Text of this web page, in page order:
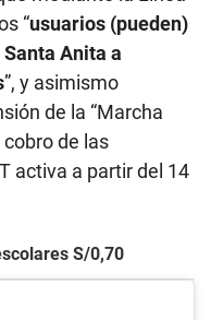
“usuarios (pueden)
Santa Anita a
”, y asimismo
de la “Marcha
cobro de las
activa a partir del 14
S/0,70